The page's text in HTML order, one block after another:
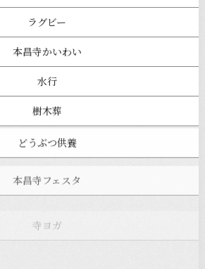
ラグビー
本昌寺かいわい
水行
樹木葬
どうぶつ供養
寺ヨガ
お知らせ